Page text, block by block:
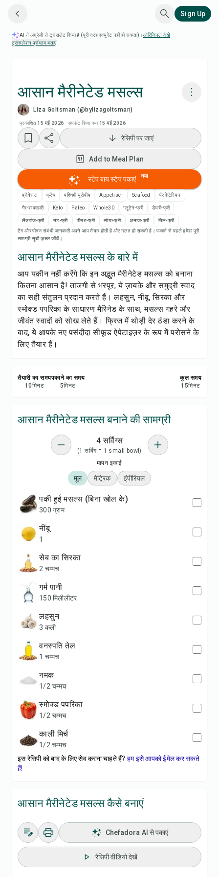
Sign Up
AI ने अंग्रेज़ी से ट्रांसलेट किया है (पूरी तरह एक्यूरेट नहीं हो सकता)। ओरिजिनल देखें·
ट्रांसलेशन प्रॉब्लम बताएं
आसान मैरीनेटेड मसल्स
Liza Goltsman (@bylizagoltsman)
प्रकाशित 15 मई 2026 · अपडेट किया गया 15 मई 2026
रेसिपी वीडियो देखें
Add to Meal Plan
Add to Shopping List
रेसिपी नोट्स
सेव करें
शेयर करें
रिपोर्ट करें
रेसिपी पर जाएं
Add to Meal Plan
स्टेप बाय स्टेप पकाएं नया
प्रोवेंसल फ्रेंच पश्चिमी यूरोपीय Appetiser Seafood पेस्केटेरियन
गैर-शाकाहारी Keto Paleo Whole30 ग्लूटेन-फ्री डेयरी-फ्री
लैक्टोज-फ्री नट-फ्री पीनट-फ्री सोया-फ्री अनाज-फ्री
तिल-फ्री
टैग और पोषण संबंधी जानकारी अपने आप तैयार होती है और गलत हो सकती है। पकाने से पहले हमेशा पूरी
सामग्री सूची ज़रूर जाँचें।
आसान मैरीनेटेड मसल्स के बारे में
आप यकीन नहीं करेंगे कि इन अद्भुत मैरीनेटेड मसल्स को बनाना
कितना आसान है! ताजगी से भरपूर, ये ज़ायके और समुद्री स्वाद
का सही संतुलन प्रदान करते हैं। लहसुन, नींबू, सिरका और
स्मोक्ड पपरिका के साधारण मैरिनेड के साथ, मसल्स गहरे और
जीवंत स्वादों को सोख लेते हैं। फ्रिज में थोड़ी देर ठंडा करने के
बाद, ये आपके नए पसंदीदा सीफूड ऐपेटाइज़र के रूप में परोसने के
लिए तैयार हैं।
तैयारी का समय
10मिनट
पकाने का समय
5मिनट
कुल समय
15मिनट
आसान मैरीनेटेड मसल्स बनाने की सामग्री
4 सर्विंग्स
(1 सर्विंग = 1 small bowl)
मापन इकाई
मूल मेट्रिक इंपीरियल
पकी हुई मसल्स (बिना खोल के)
300 ग्राम
नींबू
1
सेब का सिरका
2 चम्मच
गर्म पानी
150 मिलीलीटर
लहसुन
3 कली
वनस्पति तेल
1 चम्मच
नमक
1/2 चम्मच
स्मोक्ड पपरिका
1/2 चम्मच
काली मिर्च
1/2 चम्मच
इस रेसिपी को बाद के लिए सेव करना चाहते हैं? हम इसे आपको ईमेल कर सकते
हैं!
आसान मैरीनेटेड मसल्स कैसे बनाएं
Chefadora AI से पकाएं
रेसिपी वीडियो देखें